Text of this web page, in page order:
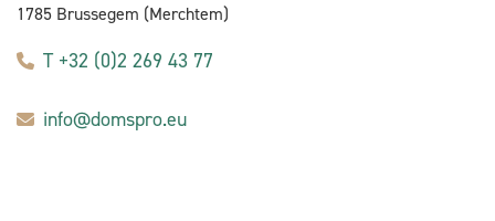
1785 Brussegem (Merchtem)
T +32 (0)2 269 43 77
info@domspro.eu